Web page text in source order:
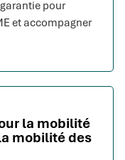
pour
et accompagner
la mobilité
mobilité des